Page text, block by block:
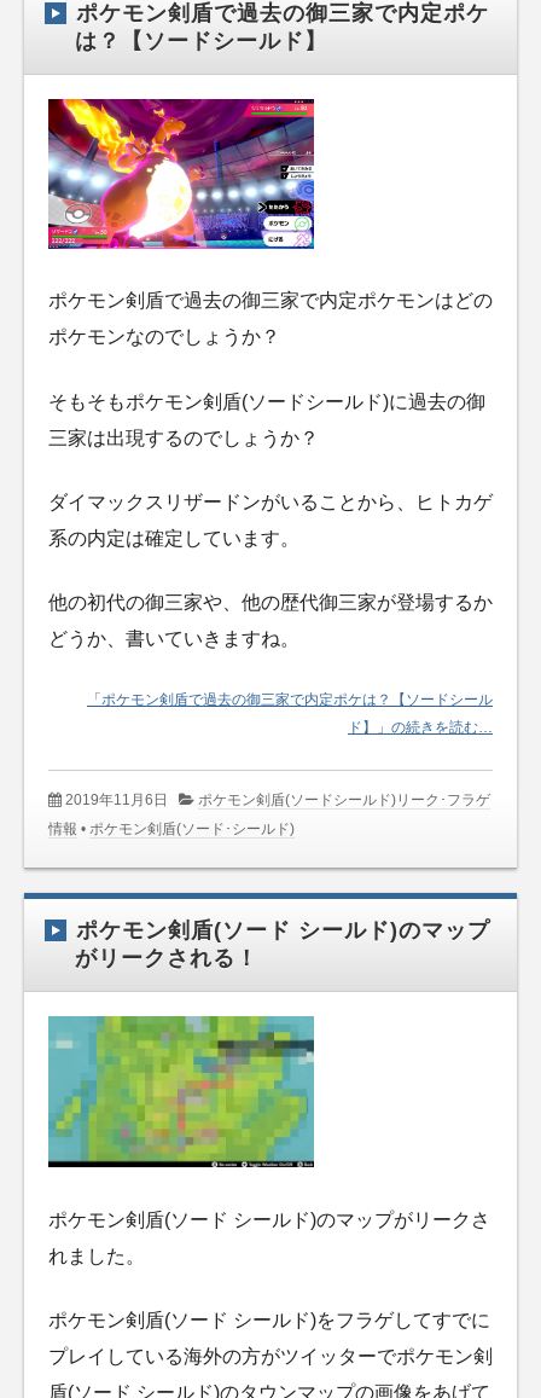
ポケモン剣盾で過去の御三家で内定ポケ
は？【ソードシールド】
ポケモン剣盾で過去の御三家で内定ポケモンはどの
ポケモンなのでしょうか？
そもそもポケモン剣盾(ソードシールド)に過去の御
三家は出現するのでしょうか？
ダイマックスリザードンがいることから、ヒトカゲ
系の内定は確定しています。
他の初代の御三家や、他の歴代御三家が登場するか
どうか、書いていきますね。
「ポケモン剣盾で過去の御三家で内定ポケは？【ソードシール
ド】」の続きを読む…
2019年11月6日
ポケモン剣盾(ソードシールド)リーク･フラゲ
情報 • ポケモン剣盾(ソード･シールド)
ポケモン剣盾(ソード シールド)のマップ
がリークされる！
ポケモン剣盾(ソード シールド)のマップがリークさ
れました。
ポケモン剣盾(ソード シールド)をフラゲしてすでに
プレイしている海外の方がツイッターでポケモン剣
盾(ソード シールド)のタウンマップの画像をあげて